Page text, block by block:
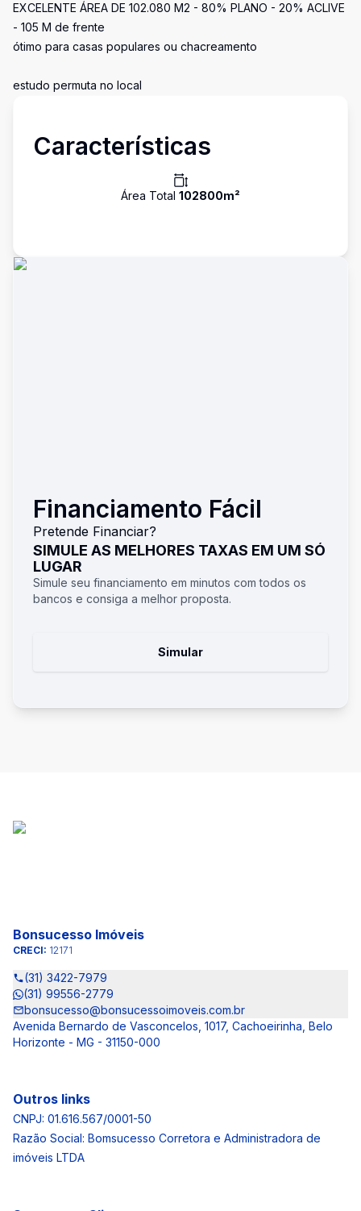
EXCELENTE ÁREA DE 102.080 M2 - 80% PLANO - 20% ACLIVE
- 105 M de frente
ótimo para casas populares ou chacreamento
estudo permuta no local
Características
Área Total 102800m²
Financiamento Fácil
Pretende Financiar?
SIMULE AS MELHORES TAXAS EM UM SÓ
LUGAR
Simule seu financiamento em minutos com todos os
bancos e consiga a melhor proposta.
Simular
Bonsucesso Imóveis
CRECI: 12171
(31) 3422-7979
(31) 99556-2779
bonsucesso@bonsucessoimoveis.com.br
Avenida Bernardo de Vasconcelos, 1017, Cachoeirinha, Belo
Horizonte - MG - 31150-000
Outros links
CNPJ: 01.616.567/0001-50
Razão Social: Bomsucesso Corretora e Administradora de
imóveis LTDA